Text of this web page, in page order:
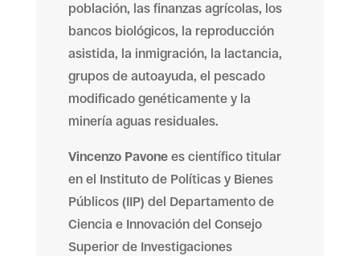
población, las finanzas agrícolas, los
bancos biológicos, la reproducción
asistida, la inmigración, la lactancia,
grupos de autoayuda, el pescado
modificado genéticamente y la
minería aguas residuales.
Vincenzo Pavonees científico titular
en el Instituto de Políticas y Bienes
Públicos (IIP) del Departamento de
Ciencia e Innovación del Consejo
Superior de Investigaciones